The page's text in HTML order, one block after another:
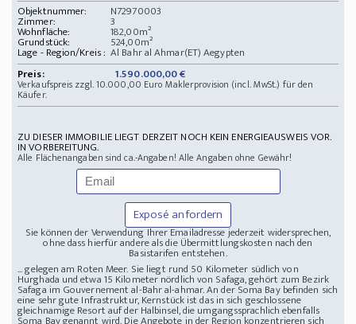
Objektnummer:
N72970003
Zimmer: 3
Wohnfläche: 182,00m²
Grundstück: 524,00m²
Lage - Region/Kreis : Al Bahr al Ahmar(ET) Aegypten
Preis:
1.590.000,00 €
Verkaufspreis zzgl. 10.000,00 Euro Maklerprovision (incl. MwSt.) für den
Käufer.
ZU DIESER IMMOBILIE LIEGT DERZEIT NOCH KEIN ENERGIEAUSWEIS VOR.
IN VORBEREITUNG.
Alle Flächenangaben sind ca.-Angaben! Alle Angaben ohne Gewähr!
Exposé anfordern
Sie können der Verwendung Ihrer Emailadresse jederzeit widersprechen,
ohne dass hierfür andere als die Übermittlungskosten nach den
Basistarifen entstehen.
... gelegen am Roten Meer. Sie liegt rund 50 Kilometer südlich von
Hurghada und etwa 15 Kilometer nördlich von Safaga, gehört zum Bezirk
Safaga im Gouvernement al-Bahr al-ahmar. An der Soma Bay befinden sich
eine sehr gute Infrastruktur, Kernstück ist das in sich geschlossene
gleichnamige Resort auf der Halbinsel, die umgangssprachlich ebenfalls